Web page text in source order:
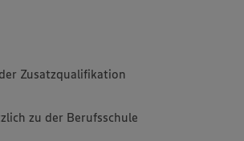
Zusatzqualifikation
zu der Berufsschule